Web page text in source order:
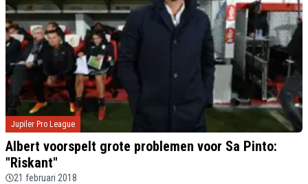
Jupiler Pro League
Albert voorspelt grote problemen voor Sa Pinto:
"Riskant"
21 februari 2018